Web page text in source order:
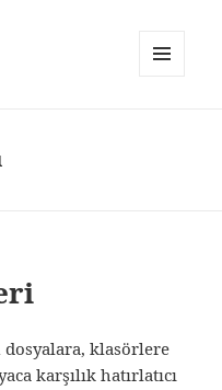
klasörlere
karşılık hatırlatıcı